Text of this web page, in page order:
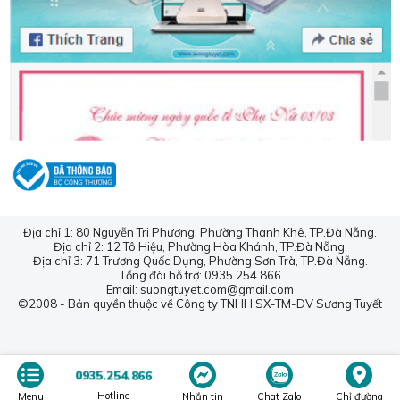
Menu
0935.254.866
Hotline Nhắn tin Chat Zalo Chỉ đường
Địa chỉ 1: 80 Nguyễn Tri Phương, Phường Thanh Khê, TP.Đà Nẵng.
Địa chỉ 2: 12 Tô Hiệu, Phường Hòa Khánh, TP.Đà Nẵng.
Địa chỉ 3: 71 Trương Quốc Dụng, Phường Sơn Trà, TP.Đà Nẵng.
Tổng đài hỗ trợ: 0935.254.866
Email: suongtuyet.com@gmail.com
©2008 - Bản quyền thuộc về Công ty TNHH SX-TM-DV Sương Tuyết